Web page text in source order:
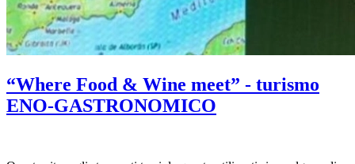
“Where Food & Wine meet” - turismo
ENO-GASTRONOMICO